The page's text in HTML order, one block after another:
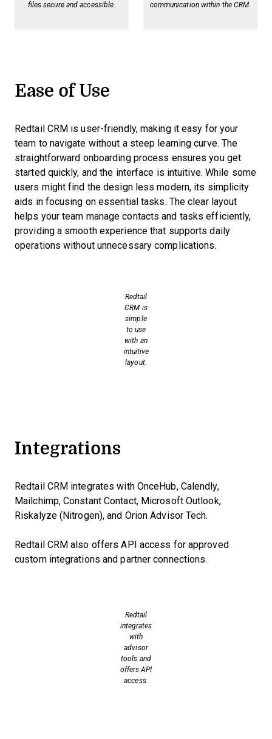
files secure and accessible.
communication within the CRM.
Ease of Use
Redtail CRM is user-friendly, making it easy for your
team to navigate without a steep learning curve. The
straightforward onboarding process ensures you get
started quickly, and the interface is intuitive. While some
users might find the design less modern, its simplicity
aids in focusing on essential tasks. The clear layout
helps your team manage contacts and tasks efficiently,
providing a smooth experience that supports daily
operations without unnecessary complications.
Redtail
CRM is
simple
to use
with an
intuitive
layout.
Integrations
Redtail CRM integrates with OnceHub, Calendly,
Mailchimp, Constant Contact, Microsoft Outlook,
Riskalyze (Nitrogen), and Orion Advisor Tech.
Redtail CRM also offers API access for approved
custom integrations and partner connections.
Redtail
integrates
with
advisor
tools and
offers API
access.